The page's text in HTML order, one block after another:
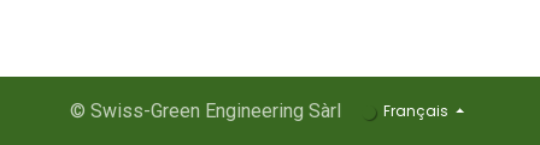
© Swiss-Green Engineering Sàrl Français